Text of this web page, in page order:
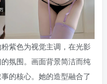
紫色为视觉主调，在光影
氛围。画面背景简洁而纯
的核心。她的造型融合了